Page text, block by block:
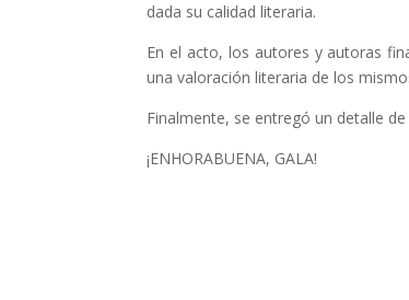
dada su calidad literaria.
En el acto, los autores y autoras
una valoración literaria de los
Finalmente, se entregó un detalle
¡ENHORABUENA, GALA!